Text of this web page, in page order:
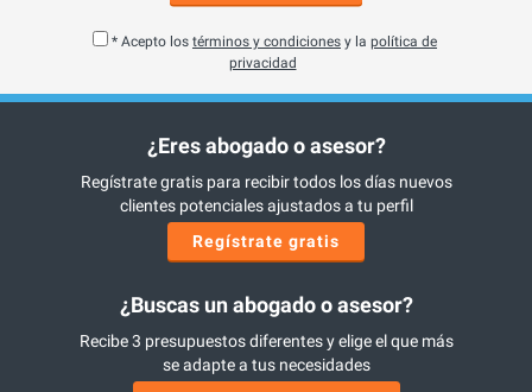
* Acepto los términos y condiciones y la política de
privacidad
¿Eres abogado o asesor?
Regístrate gratis para recibir todos los días nuevos
clientes potenciales ajustados a tu perfil
Regístrate gratis
¿Buscas un abogado o asesor?
Recibe 3 presupuestos diferentes y elige el que más
se adapte a tus necesidades